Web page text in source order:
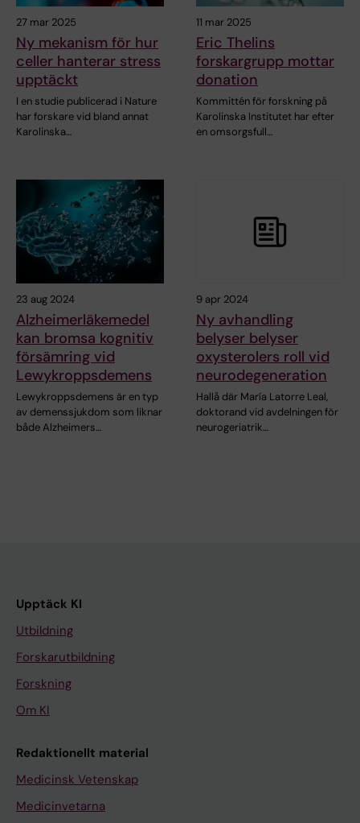
27 mar 2025
Ny mekanism för hur
celler hanterar stress
upptäckt
I en studie publicerad i Nature
har forskare vid bland annat
Karolinska…
11 mar 2025
Eric Thelins
forskargrupp mottar
donation
Kommittén för forskning på
Karolinska Institutet har efter
en omsorgsfull…
23 aug 2024
Alzheimerläkemedel
kan bromsa kognitiv
försämring vid
Lewykroppsdemens
Lewykroppsdemens är en typ
av demenssjukdom som liknar
både Alzheimers…
9 apr 2024
Ny avhandling
belyser belyser
oxysterolers roll vid
neurodegeneration
Hallå där María Latorre Leal,
doktorand vid avdelningen för
neurogeriatrik…
Upptäck KI
Utbildning
Forskarutbildning
Forskning
Om KI
Redaktionellt material
Medicinsk Vetenskap
Medicinvetarna